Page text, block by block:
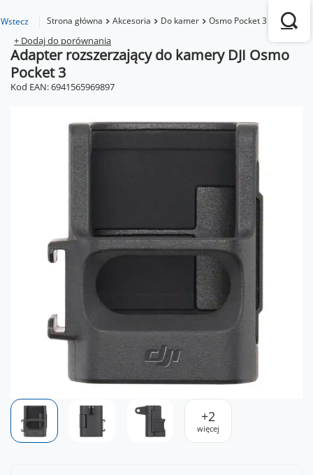
Wstecz Strona główna Akcesoria Do kamer Osmo Pocket 3 Adapter
+ Dodaj do porównania
Adapter rozszerzający do kamery DJI Osmo
Pocket 3
Kod EAN: 6941565969897
+2
więcej